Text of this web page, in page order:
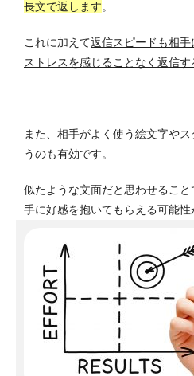
長文で返します。
これに加えて返信スピードも相
ストレスを感じることなく返信
また、相手がよく使う絵文字や
うのも有効です。
似たような文面だと思わせるこ
手に好感を抱いてもらえる可能性